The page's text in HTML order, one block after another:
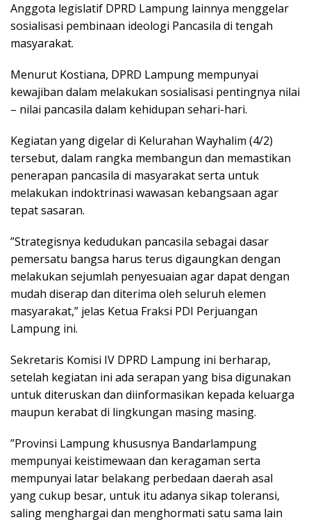
Anggota legislatif DPRD Lampung lainnya menggelar
sosialisasi pembinaan ideologi Pancasila di tengah
masyarakat.
Menurut Kostiana, DPRD Lampung mempunyai
kewajiban dalam melakukan sosialisasi pentingnya nilai
– nilai pancasila dalam kehidupan sehari-hari.
Kegiatan yang digelar di Kelurahan Wayhalim (4/2)
tersebut, dalam rangka membangun dan memastikan
penerapan pancasila di masyarakat serta untuk
melakukan indoktrinasi wawasan kebangsaan agar
tepat sasaran.
”Strategisnya kedudukan pancasila sebagai dasar
pemersatu bangsa harus terus digaungkan dengan
melakukan sejumlah penyesuaian agar dapat dengan
mudah diserap dan diterima oleh seluruh elemen
masyarakat,” jelas Ketua Fraksi PDI Perjuangan
Lampung ini.
Sekretaris Komisi IV DPRD Lampung ini berharap,
setelah kegiatan ini ada serapan yang bisa digunakan
untuk diteruskan dan diinformasikan kepada keluarga
maupun kerabat di lingkungan masing masing.
”Provinsi Lampung khususnya Bandarlampung
mempunyai keistimewaan dan keragaman serta
mempunyai latar belakang perbedaan daerah asal
yang cukup besar, untuk itu adanya sikap toleransi,
saling menghargai dan menghormati satu sama lain